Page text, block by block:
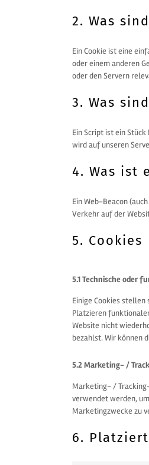
2. Was
Ein Cookie ist eine
oder einem anderen
oder den Servern
3. Was
Ein Script ist ein
wird auf unseren
4. Was ist
Ein Web-Beacon
Verkehr auf der
5. Cookies
5.1 Technische oder
Einige Cookies
Platzieren
Website nicht
bezahlst. Wir können
5.2 Marketing- /
Marketing- /
verwendet werden,
Marketingzwecke zu
6.